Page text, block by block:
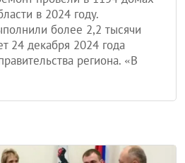
в 2024 году.
более 2,2 тысячи
24 декабря 2024 года
региона. «В